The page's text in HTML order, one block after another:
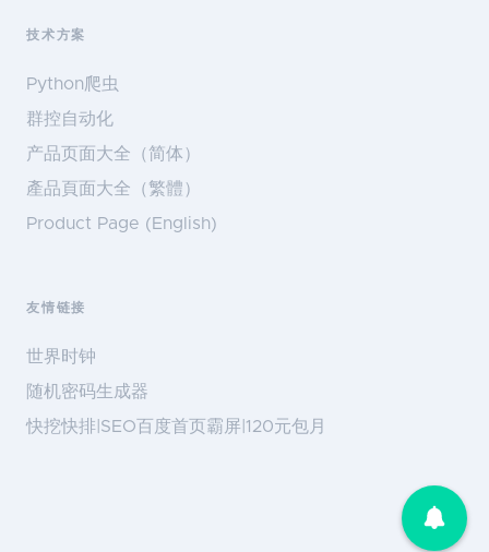
技术方案
Python爬虫
群控自动化
产品页面大全（简体）
產品頁面大全（繁體）
Product Page (English)
友情链接
世界时钟
随机密码生成器
快挖快排|SEO百度首页霸屏|120元包月